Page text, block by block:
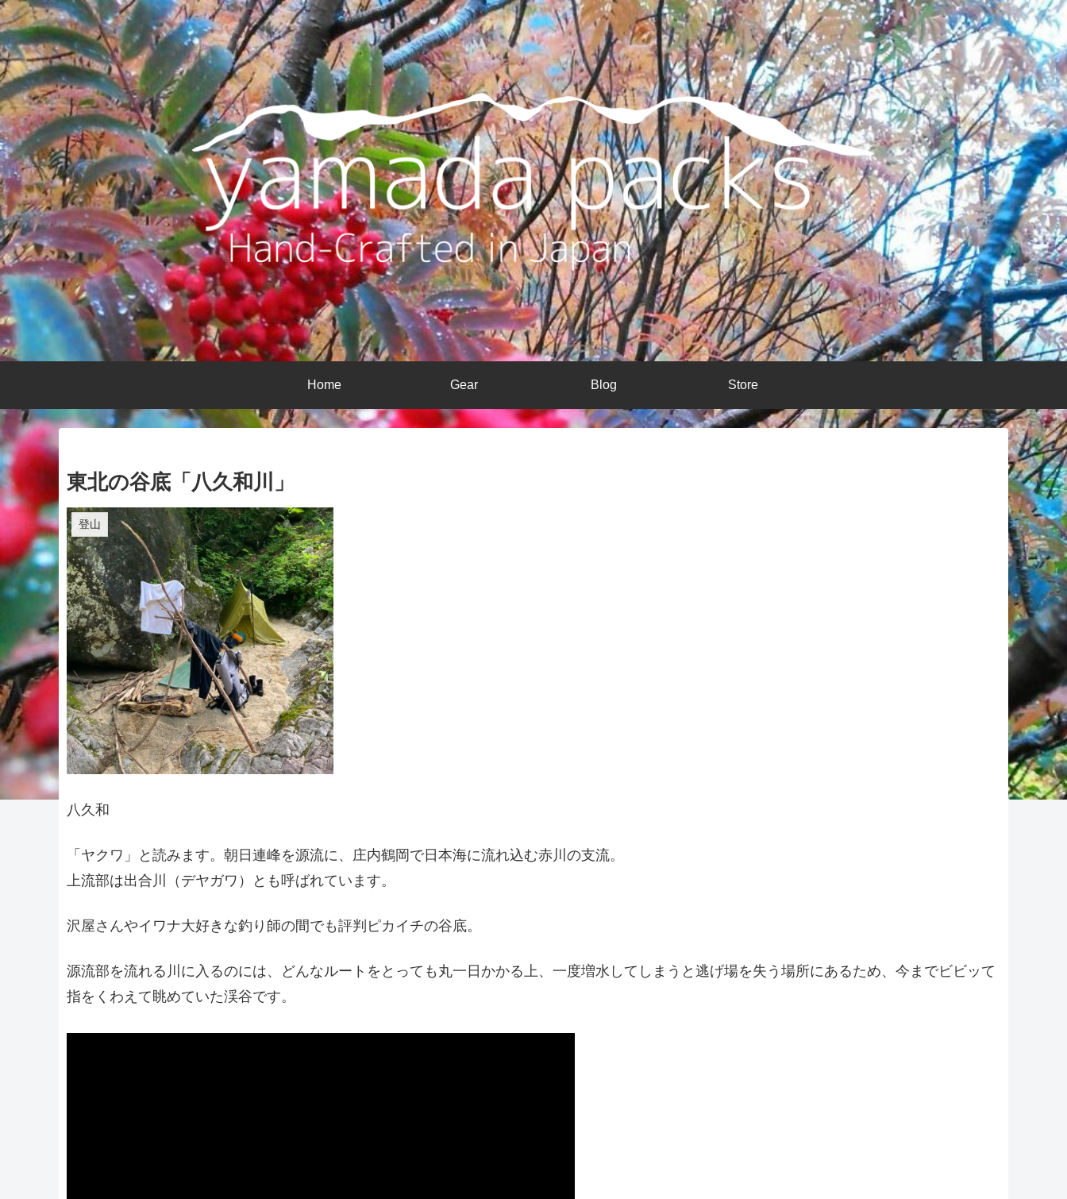
Home Gear Blog Store
東北の谷底「八久和川」
登山
八久和
「ヤクワ」と読みます。朝日連峰を源流に、庄内鶴岡で日本海に流れ込む赤川の支流。
上流部は出合川（デヤガワ）とも呼ばれています。
沢屋さんやイワナ大好きな釣り師の間でも評判ピカイチの谷底。
源流部を流れる川に入るのには、どんなルートをとっても丸一日かかる上、一度増水してしまうと逃げ場を失う場所にあるため、今までビビッて
指をくわえて眺めていた渓谷です。